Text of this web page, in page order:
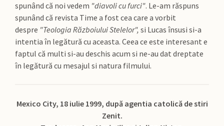
spunând că noi vedem "diavoli cu furci". Le-am răspuns
spunând că revista Time a fost cea care a vorbit
despre "Teologia Războiului Stelelor", si Lucas însusi si-a
intentia în legătură cu aceasta. Ceea ce este interesant e
faptul că multi si-au deschis acum si ne-au dat dreptate
în legătură cu mesajul si natura filmului.
Mexico City, 18 iulie 1999, după agentia catolică de stiri
Zenit.